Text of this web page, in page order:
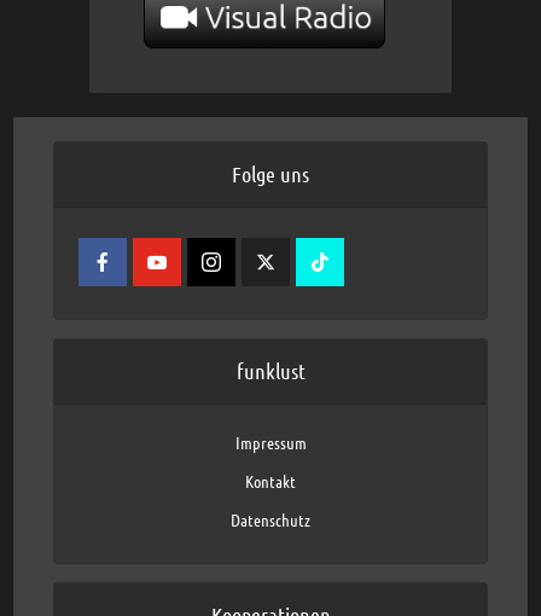
Folge uns
funklust
Impressum
Kontakt
Datenschutz